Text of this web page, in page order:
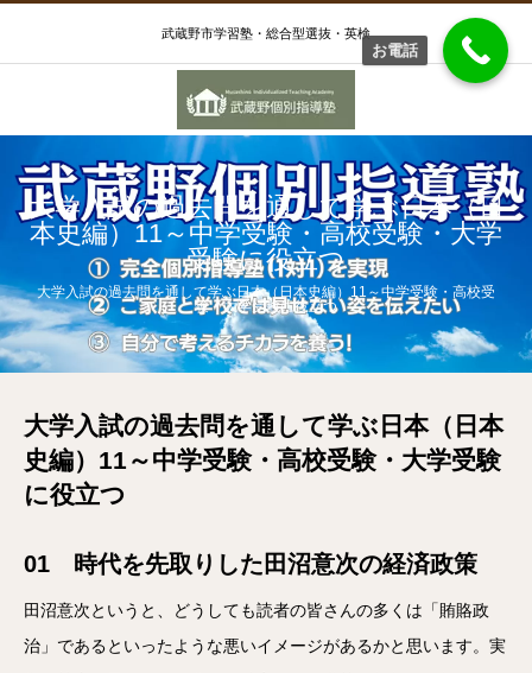
武蔵野市学習塾・総合型選抜・英検
大学入試の過去問を通して学ぶ日本（日
本史編）11～中学受験・高校受験・大学
受験に役立つ
大学入試の過去問を通して学ぶ日本（日本史編）11～中学受験・高校受
験・大学受験に役立つ
大学入試の過去問を通して学ぶ日本（日本
史編）11～中学受験・高校受験・大学受験
に役立つ
01 時代を先取りした田沼意次の経済政策
田沼意次というと、どうしても読者の皆さんの多くは「賄賂政
治」であるといったような悪いイメージがあるかと思います。実
お電話